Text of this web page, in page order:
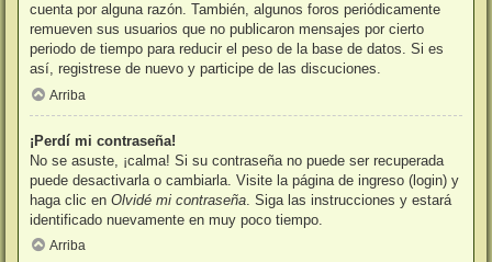
cuenta por alguna razón. También, algunos foros periódicamente
remueven sus usuarios que no publicaron mensajes por cierto
periodo de tiempo para reducir el peso de la base de datos. Si es
así, registrese de nuevo y participe de las discuciones.
Arriba
¡Perdí mi contraseña!
No se asuste, ¡calma! Si su contraseña no puede ser recuperada
puede desactivarla o cambiarla. Visite la página de ingreso (login) y
haga clic en Olvidé mi contraseña . Siga las instrucciones y estará
identificado nuevamente en muy poco tiempo.
Arriba